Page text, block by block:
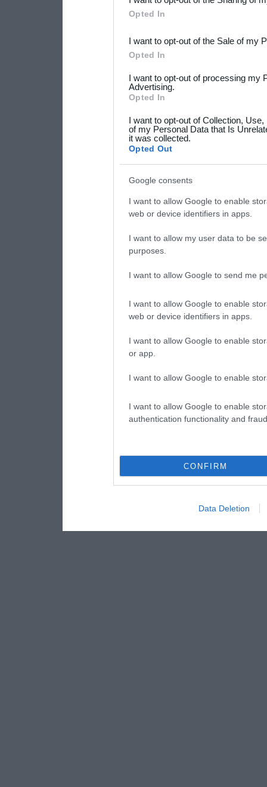
third parties.
Please note that this
not limited to your visit or
your data for below
consent section.
Opted In
I want to opt-out of the Sale of my
Opted In
I want to opt-out of processing my
Advertising.
Opted In
I want to opt-out of Collection,
of my Personal Data that Is
it was collected.
Opted Out
Google consents
I want to allow Google to enable
web or device identifiers in apps.
I want to allow my user data to be
purposes.
I want to allow Google to send me
I want to allow Google to enable
web or device identifiers in apps.
I want to allow Google to enable
or app.
I want to allow Google to enable
I want to allow Google to enable
authentication functionality and
CONFIRM
Data Deletion